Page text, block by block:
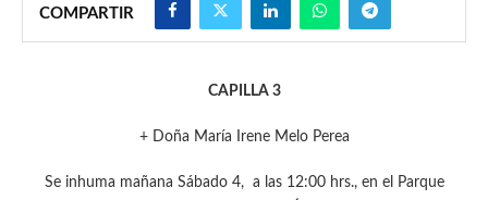
COMPARTIR
CAPILLA 3
+ Doña María Irene Melo Perea
Se inhuma mañana Sábado 4, a las 12:00 hrs., en el Parque